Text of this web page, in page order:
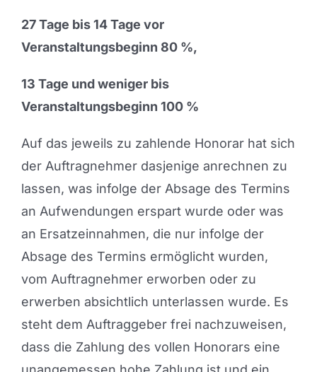
27 Tage bis 14 Tage vor
Veranstaltungsbeginn 80 %,
13 Tage und weniger bis
Veranstaltungsbeginn 100 %
Auf das jeweils zu zahlende Honorar hat sich
der Auftragnehmer dasjenige anrechnen zu
lassen, was infolge der Absage des Termins
an Aufwendungen erspart wurde oder was
an Ersatzeinnahmen, die nur infolge der
Absage des Termins ermöglicht wurden,
vom Auftragnehmer erworben oder zu
erwerben absichtlich unterlassen wurde. Es
steht dem Auftraggeber frei nachzuweisen,
dass die Zahlung des vollen Honorars eine